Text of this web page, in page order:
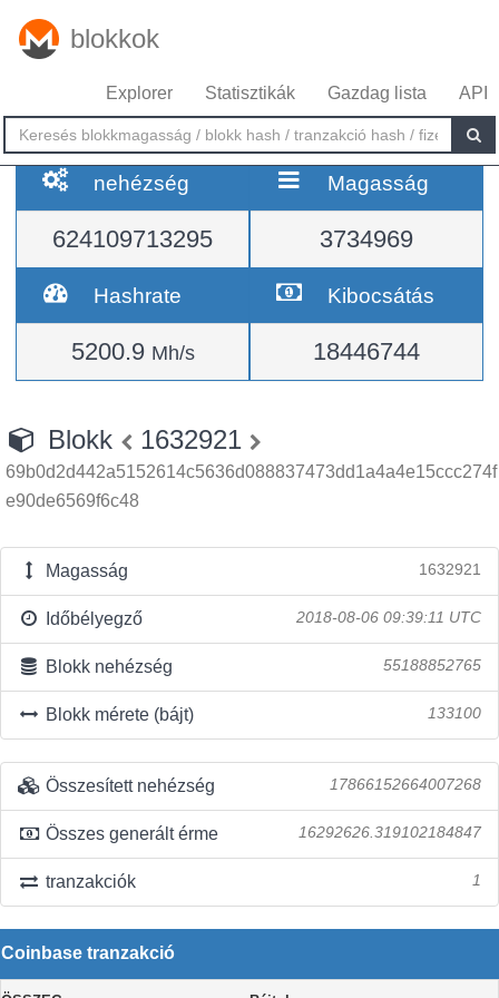
blokkok
Explorer Statisztikák Gazdag lista API
nehézség
624109713295
Magasság
3734969
Hashrate
5200.9 Mh/s
Kibocsátás
18446744
Blokk 1632921
69b0d2d442a5152614c5636d088837473dd1a4a4e15ccc274f
e90de6569f6c48
Magasság 1632921
Időbélyegző 2018-08-06 09:39:11 UTC
Blokk nehézség 55188852765
Blokk mérete (bájt) 133100
Összesített nehézség 17866152664007268
Összes generált érme 16292626.319102184847
tranzakciók 1
Coinbase tranzakció